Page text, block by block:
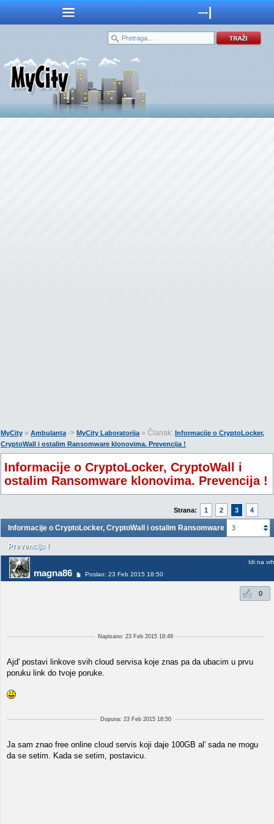
MyCity » Ambulanta-> MyCity Laboratorija» Članak: Informacije o CryptoLocker,
CryptoWall i ostalim Ransomware klonovima. Prevencija !
Informacije o CryptoLocker, CryptoWall i
ostalim Ransomware klonovima. Prevencija !
Strana: 1 2 3 4
3
Informacije o CryptoLocker, CryptoWall i ostalim Ransomware klonovima.
Prevencija !
magna86 Poslao: 23 Feb 2015 18:50
Idi na vrh
0
Napisano: 23 Feb 2015 18:49
Ajd' postavi linkove svih cloud servisa koje znas pa da ubacim u prvu
poruku link do tvoje poruke.
Dopuna: 23 Feb 2015 18:50
Ja sam znao free online cloud servis koji daje 100GB al' sada ne mogu
da se setim. Kada se setim, postavicu.